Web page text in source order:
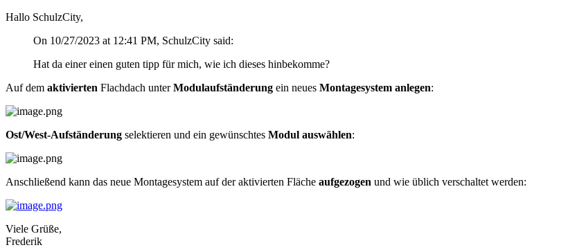
Hallo SchulzCity,
On 10/27/2023 at 12:41 PM, SchulzCity said:
Hat da einer einen guten tipp für mich, wie ich dieses hinbekomme?
Auf dem aktivierten Flachdach unterModulaufständerung ein neues Montagesystem anlegen:
Ost/West-Aufständerung selektieren und ein gewünschtes Modul auswählen:
Anschließend kann das neue Montagesystem auf der aktivierten Fläche aufgezogen und wie üblich verschaltet werden:
Viele Grüße,
Frederik